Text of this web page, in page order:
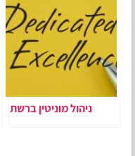
ניהול מוניטין ברשת